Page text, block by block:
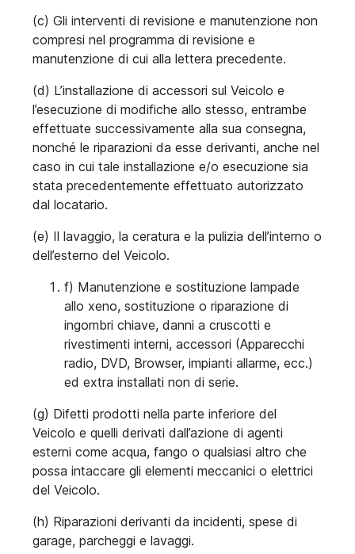
(c) Gli interventi di revisione e manutenzione non
compresi nel programma di revisione e
manutenzione di cui alla lettera precedente.
(d) L’installazione di accessori sul Veicolo e
l’esecuzione di modifiche allo stesso, entrambe
effettuate successivamente alla sua consegna,
nonché le riparazioni da esse derivanti, anche nel
caso in cui tale installazione e/o esecuzione sia
stata precedentemente effettuato autorizzato
dal locatario.
(e) Il lavaggio, la ceratura e la pulizia dell’interno o
dell’esterno del Veicolo.
f) Manutenzione e sostituzione lampade
allo xeno, sostituzione o riparazione di
ingombri chiave, danni a cruscotti e
rivestimenti interni, accessori (Apparecchi
radio, DVD, Browser, impianti allarme, ecc.)
ed extra installati non di serie.
(g) Difetti prodotti nella parte inferiore del
Veicolo e quelli derivati dall’azione di agenti
esterni come acqua, fango o qualsiasi altro che
possa intaccare gli elementi meccanici o elettrici
del Veicolo.
(h) Riparazioni derivanti da incidenti, spese di
garage, parcheggi e lavaggi.